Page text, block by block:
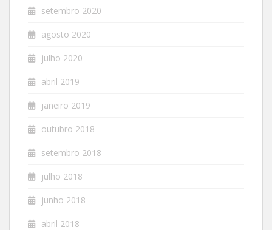
setembro 2020
agosto 2020
julho 2020
abril 2019
janeiro 2019
outubro 2018
setembro 2018
julho 2018
junho 2018
abril 2018